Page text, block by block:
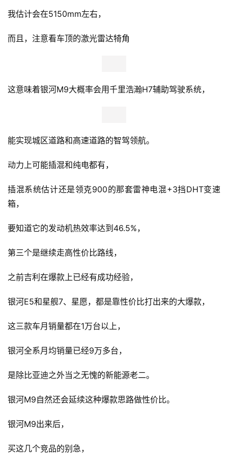
首
新
商
业
观
察
新
我估计会在5150mm左右，
而且，注意看车顶的激光雷达犄角
这意味着银河M9大概率会用千里浩瀚H7辅助驾驶系统，
能实现城区道路和高速道路的智驾领航。
动力上可能插混和纯电都有，
插混系统估计还是领克900的那套雷神电混+3挡DHT变速
箱，
要知道它的发动机热效率达到46.5%，
第三个是继续走高性价比路线，
之前吉利在爆款上已经有成功经验，
银河E5和星舰7、星愿，都是靠性价比打出来的大爆款，
这三款车月销量都在1万台以上，
银河全系月均销量已经9万多台，
是除比亚迪之外当之无愧的新能源老二。
银河M9自然还会延续这种爆款思路做性价比。
银河M9出来后，
买这几个竞品的别急，